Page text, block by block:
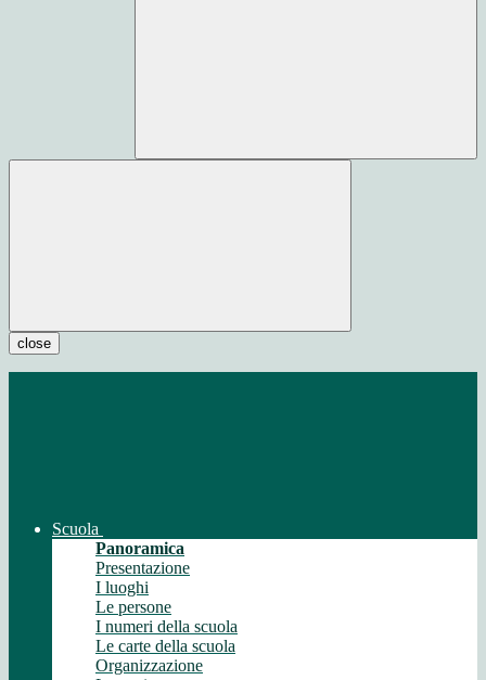
close
Scuola
Panoramica
Presentazione
I luoghi
Le persone
I numeri della scuola
Le carte della scuola
Organizzazione